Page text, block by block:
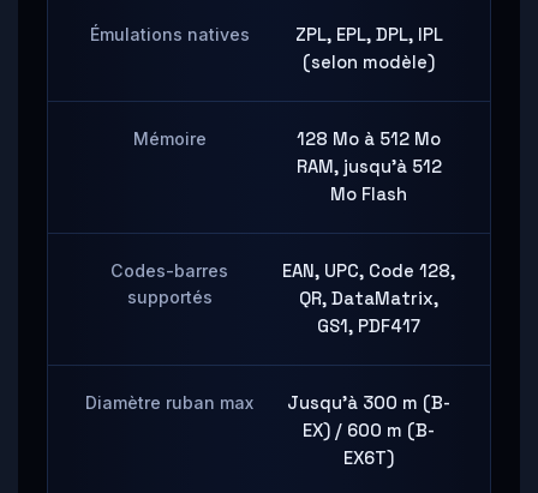
Émulations natives
ZPL, EPL, DPL, IPL
(selon modèle)
Mémoire
128 Mo à 512 Mo
RAM, jusqu'à 512
Mo Flash
Codes-barres
supportés
EAN, UPC, Code 128,
QR, DataMatrix,
GS1, PDF417
Diamètre ruban max
Jusqu'à 300 m (B-
EX) / 600 m (B-
EX6T)